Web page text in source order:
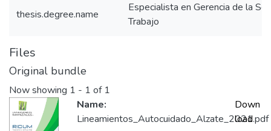
thesis.degree.name
Especialista en Gerencia de la
Trabajo
Files
Original bundle
Now showing 1 - 1 of 1
Name:
Lineamientos_Autocuidado_Alzate_2021.pdf
Down
load